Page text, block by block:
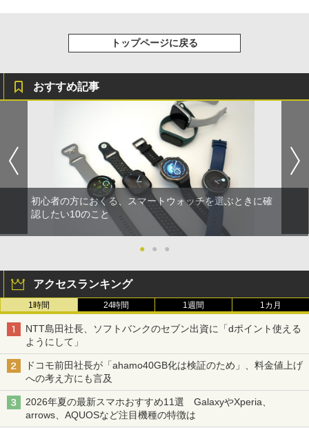
トップページに戻る
おすすめ記事
初心者の方におくる、スマートウォッチを選ぶときに確
認したい10のこと
● ● ●
アクセスランキング
1時間 24時間 1週間 1カ月
NTT島田社長、ソフトバンクのセブン出資に「dポイント使える
ようにして」
ドコモ前田社長が「ahamo40GB化は検証のため」、料金値上げ
への考え方にも言及
2026年夏の最新スマホおすすめ11選 GalaxyやXperia、
arrows、AQUOSなど注目機種の特徴は